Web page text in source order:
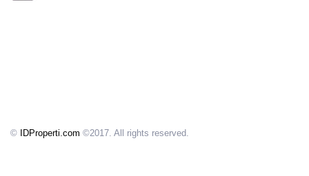
© IDProperti.com ©2017. All rights reserved.